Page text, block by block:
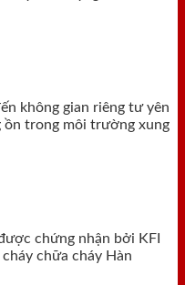
không gian riêng tư yên
trong môi trường xung
chứng nhận bởi KFI
chữa cháy Hàn